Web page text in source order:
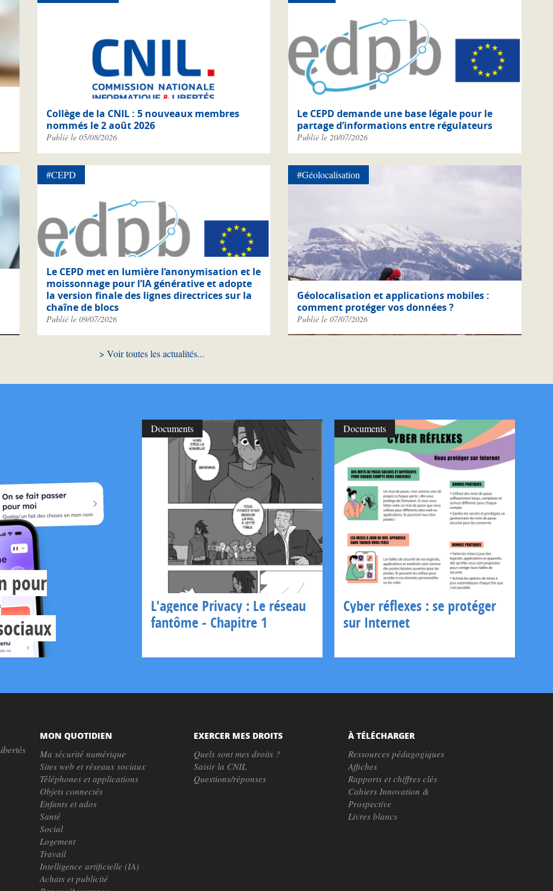
Collège de la CNIL : 5 nouveaux membres
nommés le 2 août 2026
Publié le 05/08/2026
Le CEPD demande une base légale pour le
partage d’informations entre régulateurs
Publié le 20/07/2026
Le CEPD met en lumière l’anonymisation et le
moissonnage pour l’IA générative et adopte
la version finale des lignes directrices sur la
chaîne de blocs
Publié le 09/07/2026
#CEPD
Géolocalisation et applications mobiles :
comment protéger vos données ?
Publié le 07/07/2026
#Géolocalisation
Voir toutes les actualités
pour
Documents
L'agence Privacy : Le réseau
fantôme - Chapitre 1
Documents
Cyber réflexes : se protéger
sur Internet
MON QUOTIDIEN
Ma sécurité numérique
Sites web et réseaux sociaux
Téléphones et applications
Objets connectés
Enfants et ados
Santé
Social
Logement
Travail
Intelligence artificielle (IA)
Achats et publicité
EXERCER MES DROITS
Quels sont mes droits ?
Saisir la CNIL
Questions/réponses
À TÉLÉCHARGER
Ressources pédagogiques
Affiches
Rapports et chiffres clés
Cahiers Innovation &
Prospective
Livres blancs